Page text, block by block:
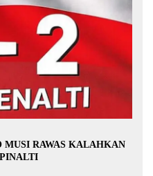
RAWAS KALAHKAN